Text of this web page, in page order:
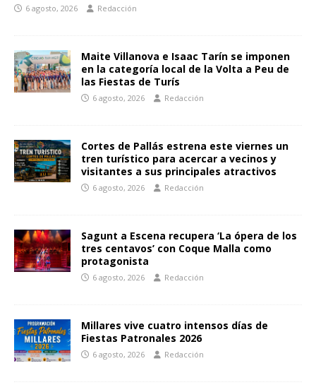
6 agosto, 2026 Redacción
Maite Villanova e Isaac Tarín se imponen
en la categoría local de la Volta a Peu de
las Fiestas de Turís
6 agosto, 2026 Redacción
Cortes de Pallás estrena este viernes un
tren turístico para acercar a vecinos y
visitantes a sus principales atractivos
6 agosto, 2026 Redacción
Sagunt a Escena recupera ‘La ópera de los
tres centavos’ con Coque Malla como
protagonista
6 agosto, 2026 Redacción
Millares vive cuatro intensos días de
Fiestas Patronales 2026
6 agosto, 2026 Redacción